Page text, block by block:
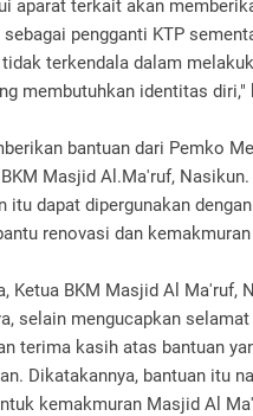
aparat terkait akan
pengganti KTP
terkendala dalam
membutuhkan identitas diri,"
bantuan dari Pemko
Masjid Al.Ma'ruf,
itu dapat dipergunakan
renovasi dan
Ketua BKM Masjid Al Ma'ruf,
selain mengucapkan
terima kasih atas bantuan
Dikatakannya, bantuan itu
kemakmuran Masjid Al